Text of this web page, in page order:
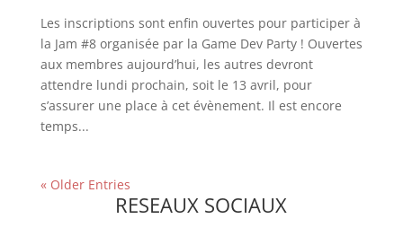
Les inscriptions sont enfin ouvertes pour participer à
la Jam #8 organisée par la Game Dev Party ! Ouvertes
aux membres aujourd’hui, les autres devront
attendre lundi prochain, soit le 13 avril, pour
s’assurer une place à cet évènement. Il est encore
temps...
« Older Entries
RESEAUX SOCIAUX